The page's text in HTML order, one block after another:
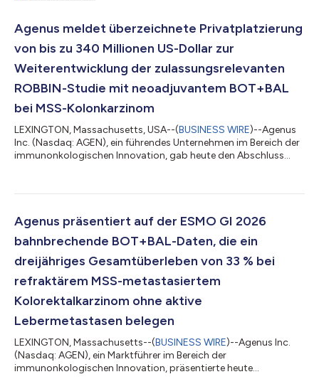
Agenus meldet überzeichnete Privatplatzierung
von bis zu 340 Millionen US-Dollar zur
Weiterentwicklung der zulassungsrelevanten
ROBBIN-Studie mit neoadjuvantem BOT+BAL
bei MSS-Kolonkarzinom
LEXINGTON, Massachusetts, USA--(BUSINESS WIRE)--Agenus
Inc. (Nasdaq: AGEN), ein führendes Unternehmen im Bereich der
immunonkologischen Innovation, gab heute den Abschluss
vor Abzug der Kosten der Privatplatzierung – sowie bis zu
Kaufoptionsscheine bekannt. Angeführt wurde die
Finanzierungsrunde von Commodore C...
Agenus präsentiert auf der ESMO GI 2026
bahnbrechende BOT+BAL-Daten, die ein
dreijähriges Gesamtüberleben von 33 % bei
refraktärem MSS-metastasiertem
Kolorektalkarzinom ohne aktive
Lebermetastasen belegen
LEXINGTON, Massachusetts--(BUSINESS WIRE)--Agenus Inc.
(Nasdaq: AGEN), ein Marktführer im Bereich der
immunonkologischen Innovation, präsentierte heute